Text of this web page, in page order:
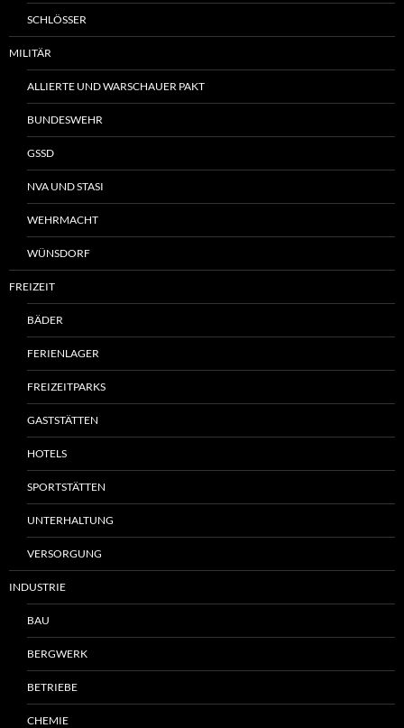
SCHLÖSSER
MILITÄR
ALLIERTE UND WARSCHAUER PAKT
BUNDESWEHR
GSSD
NVA UND STASI
WEHRMACHT
WÜNSDORF
FREIZEIT
BÄDER
FERIENLAGER
FREIZEITPARKS
GASTSTÄTTEN
HOTELS
SPORTSTÄTTEN
UNTERHALTUNG
VERSORGUNG
INDUSTRIE
BAU
BERGWERK
BETRIEBE
CHEMIE